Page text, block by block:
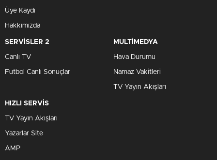
Üye Kaydı
Hakkımızda
SERVİSLER 2
Canlı TV
Futbol Canlı Sonuçlar
MULTİMEDYA
Hava Durumu
Namaz Vakitleri
TV Yayın Akışları
HIZLI SERVİS
TV Yayın Akışları
Yazarlar Site
AMP